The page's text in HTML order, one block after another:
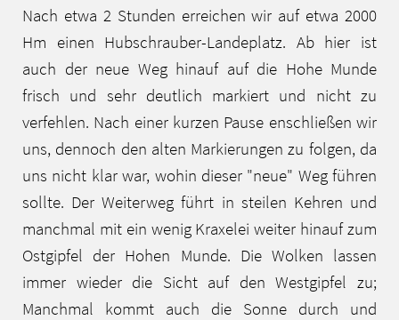
Nach etwa 2 Stunden erreichen wir auf etwa 2000
Hm einen Hubschrauber-Landeplatz. Ab hier ist
auch der neue Weg hinauf auf die Hohe Munde
frisch und sehr deutlich markiert und nicht zu
verfehlen. Nach einer kurzen Pause enschließen wir
uns, dennoch den alten Markierungen zu folgen, da
uns nicht klar war, wohin dieser "neue" Weg führen
sollte. Der Weiterweg führt in steilen Kehren und
manchmal mit ein wenig Kraxelei weiter hinauf zum
Ostgipfel der Hohen Munde. Die Wolken lassen
immer wieder die Sicht auf den Westgipfel zu;
Manchmal kommt auch die Sonne durch und